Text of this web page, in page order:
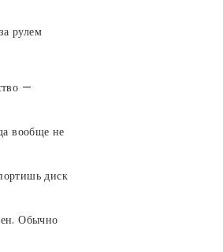
рулем
—
вообще не
диск
Обычно